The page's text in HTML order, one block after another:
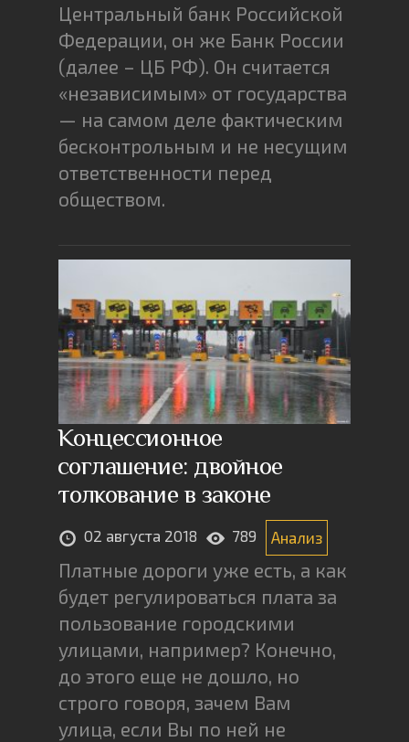
Центральный банк Российской
Федерации, он же Банк России
(далее – ЦБ РФ). Он считается
«независимым» от государства
— на самом деле фактическим
бесконтрольным и не несущим
ответственности перед
обществом.
Концессионное
соглашение: двойное
толкование в законе
02 августа 2018 789 Анализ
Платные дороги уже есть, а как
будет регулироваться плата за
пользование городскими
улицами, например? Конечно,
до этого еще не дошло, но
строго говоря, зачем Вам
улица, если Вы по ней не